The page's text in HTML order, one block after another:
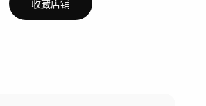
收藏店铺